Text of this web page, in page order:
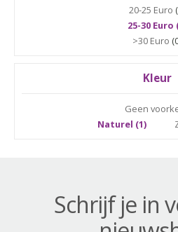
20-25 Euro
25-30 Euro
>30 Euro
Kleur
Geen
Naturel (1)
Schrijf je in